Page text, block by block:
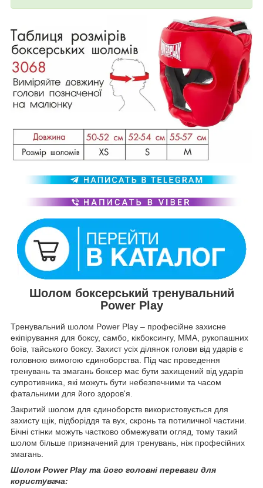
Шолом боксерський тренувальний
Power Play
Тренувальний шолом Power Play – професійне захисне
екіпірування для боксу, самбо, кікбоксингу, ММА, рукопашних
боїв, тайського боксу. Захист усіх ділянок голови від ударів є
головною вимогою єдиноборства. Під час проведення
тренувань та змагань боксер має бути захищений від ударів
супротивника, які можуть бути небезпечними та часом
фатальними для його здоров'я.
Закритий шолом для єдиноборств використовується для
захисту щік, підборіддя та вух, скронь та потиличної частини.
Бічні стінки можуть частково обмежувати огляд, тому такий
шолом більше призначений для тренувань, ніж професійних
змагань.
Шолом Power Play та його головні переваги для
користувача: